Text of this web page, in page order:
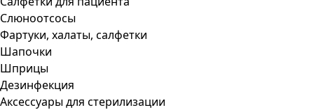
Слюноотсосы
Фартуки, халаты, салфетки
Шапочки
Шприцы
Дезинфекция
Аксессуары для стерилизации